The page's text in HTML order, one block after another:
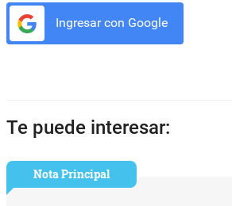
Ingresar con Google
Te puede interesar:
Nota Principal